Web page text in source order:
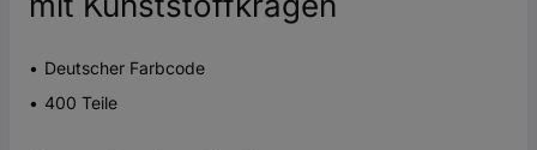
Deutscher Farbcode
400 Teile